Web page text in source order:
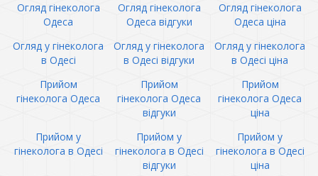
Огляд гінеколога
Одеса
Огляд гінеколога
Одеса відгуки
Огляд гінеколога
Одеса ціна
Огляд у гінеколога
в Одесі
Огляд у гінеколога
в Одесі відгуки
Огляд у гінеколога
в Одесі ціна
Прийом
гінеколога Одеса
Прийом
гінеколога Одеса
відгуки
Прийом
гінеколога Одеса
ціна
Прийом у
гінеколога в Одесі
Прийом у
гінеколога в Одесі
відгуки
Прийом у
гінеколога в Одесі
ціна